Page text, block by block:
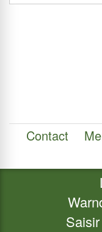
Contact